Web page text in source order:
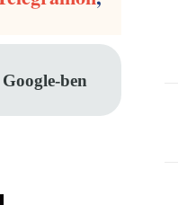
ben